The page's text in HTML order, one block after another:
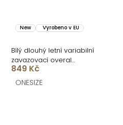
New Vyrobeno v EU
Bílý dlouhý letní variabilní
zavazovací overal
ARVIAN
849 Kč
ONESIZE